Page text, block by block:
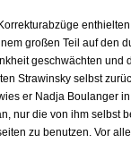
großen Teil auf den
geschwächten und
Strawinsky selbst
er Nadja Boulanger
nur die von ihm selbst
zu benutzen. Vor